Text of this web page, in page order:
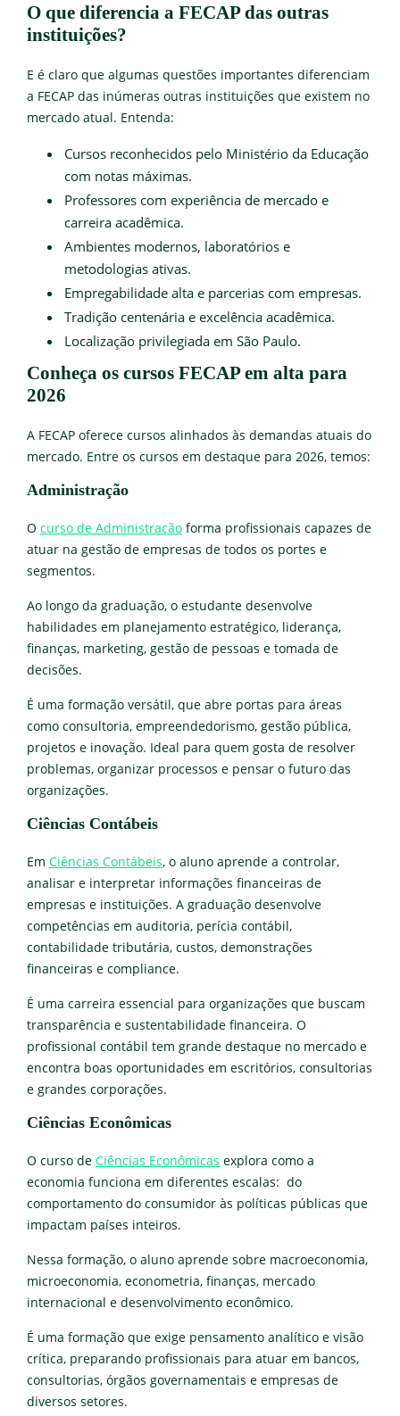
O que diferencia a FECAP das outras
instituições?
E é claro que algumas questões importantes diferenciam
a FECAP das inúmeras outras instituições que existem no
mercado atual. Entenda:
Cursos reconhecidos pelo Ministério da Educação
com notas máximas.
Professores com experiência de mercado e
carreira acadêmica.
Ambientes modernos, laboratórios e
metodologias ativas.
Empregabilidade alta e parcerias com empresas.
Tradição centenária e excelência acadêmica.
Localização privilegiada em São Paulo.
Conheça os cursos FECAP em alta para
2026
A FECAP oferece cursos alinhados às demandas atuais do
mercado. Entre os cursos em destaque para 2026, temos:
Administração
O curso de Administração forma profissionais capazes de
atuar na gestão de empresas de todos os portes e
segmentos.
Ao longo da graduação, o estudante desenvolve
habilidades em planejamento estratégico, liderança,
finanças, marketing, gestão de pessoas e tomada de
decisões.
É uma formação versátil, que abre portas para áreas
como consultoria, empreendedorismo, gestão pública,
projetos e inovação. Ideal para quem gosta de resolver
problemas, organizar processos e pensar o futuro das
organizações.
Ciências Contábeis
Em Ciências Contábeis, o aluno aprende a controlar,
analisar e interpretar informações financeiras de
empresas e instituições. A graduação desenvolve
competências em auditoria, perícia contábil,
contabilidade tributária, custos, demonstrações
financeiras e compliance.
É uma carreira essencial para organizações que buscam
transparência e sustentabilidade financeira. O
profissional contábil tem grande destaque no mercado e
encontra boas oportunidades em escritórios, consultorias
e grandes corporações.
Ciências Econômicas
O curso de Ciências Econômicas explora como a
economia funciona em diferentes escalas: do
comportamento do consumidor às políticas públicas que
impactam países inteiros.
Nessa formação, o aluno aprende sobre macroeconomia,
microeconomia, econometria, finanças, mercado
internacional e desenvolvimento econômico.
É uma formação que exige pensamento analítico e visão
crítica, preparando profissionais para atuar em bancos,
consultorias, órgãos governamentais e empresas de
diversos setores.